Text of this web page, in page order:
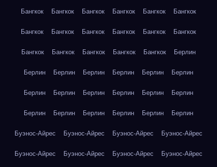
Бангкок Бангкок Бангкок Бангкок Бангкок Бангкок
Бангкок Бангкок Бангкок Бангкок Бангкок Бангкок
Бангкок Бангкок Бангкок Бангкок Бангкок Берлин
Берлин Берлин Берлин Берлин Берлин Берлин
Берлин Берлин Берлин Берлин Берлин Берлин
Берлин Берлин Берлин Берлин Берлин Берлин
Буэнос-Айрес Буэнос-Айрес Буэнос-Айрес Буэнос-Айрес
Буэнос-Айрес Буэнос-Айрес Буэнос-Айрес Буэнос-Айрес